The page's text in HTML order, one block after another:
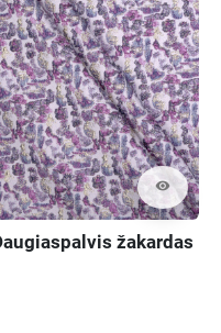
visibility
žakardas